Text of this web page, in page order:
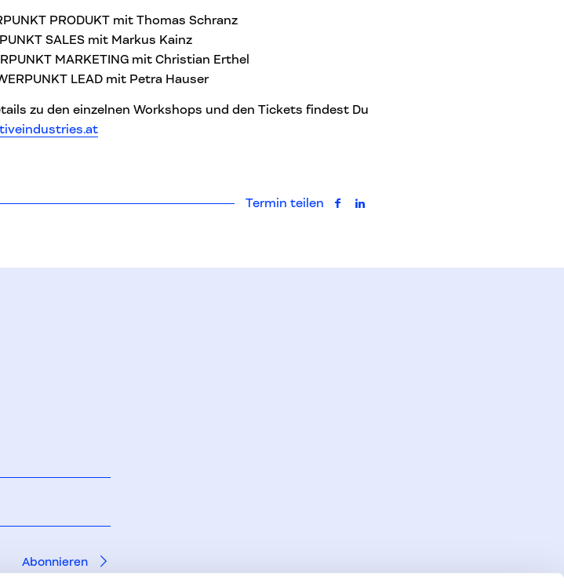
PRODUKT mit Thomas Schranz
SALES mit Markus Kainz
MARKETING mit Christian Erthel
LEAD mit Petra Hauser
zu den einzelnen Workshops und den Tickets findest Du
s.at
Termin teilen auf Facebook teilen
auf LinkedIn teilen